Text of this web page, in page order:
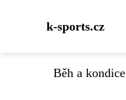
k-sports.cz
Běh a kondice